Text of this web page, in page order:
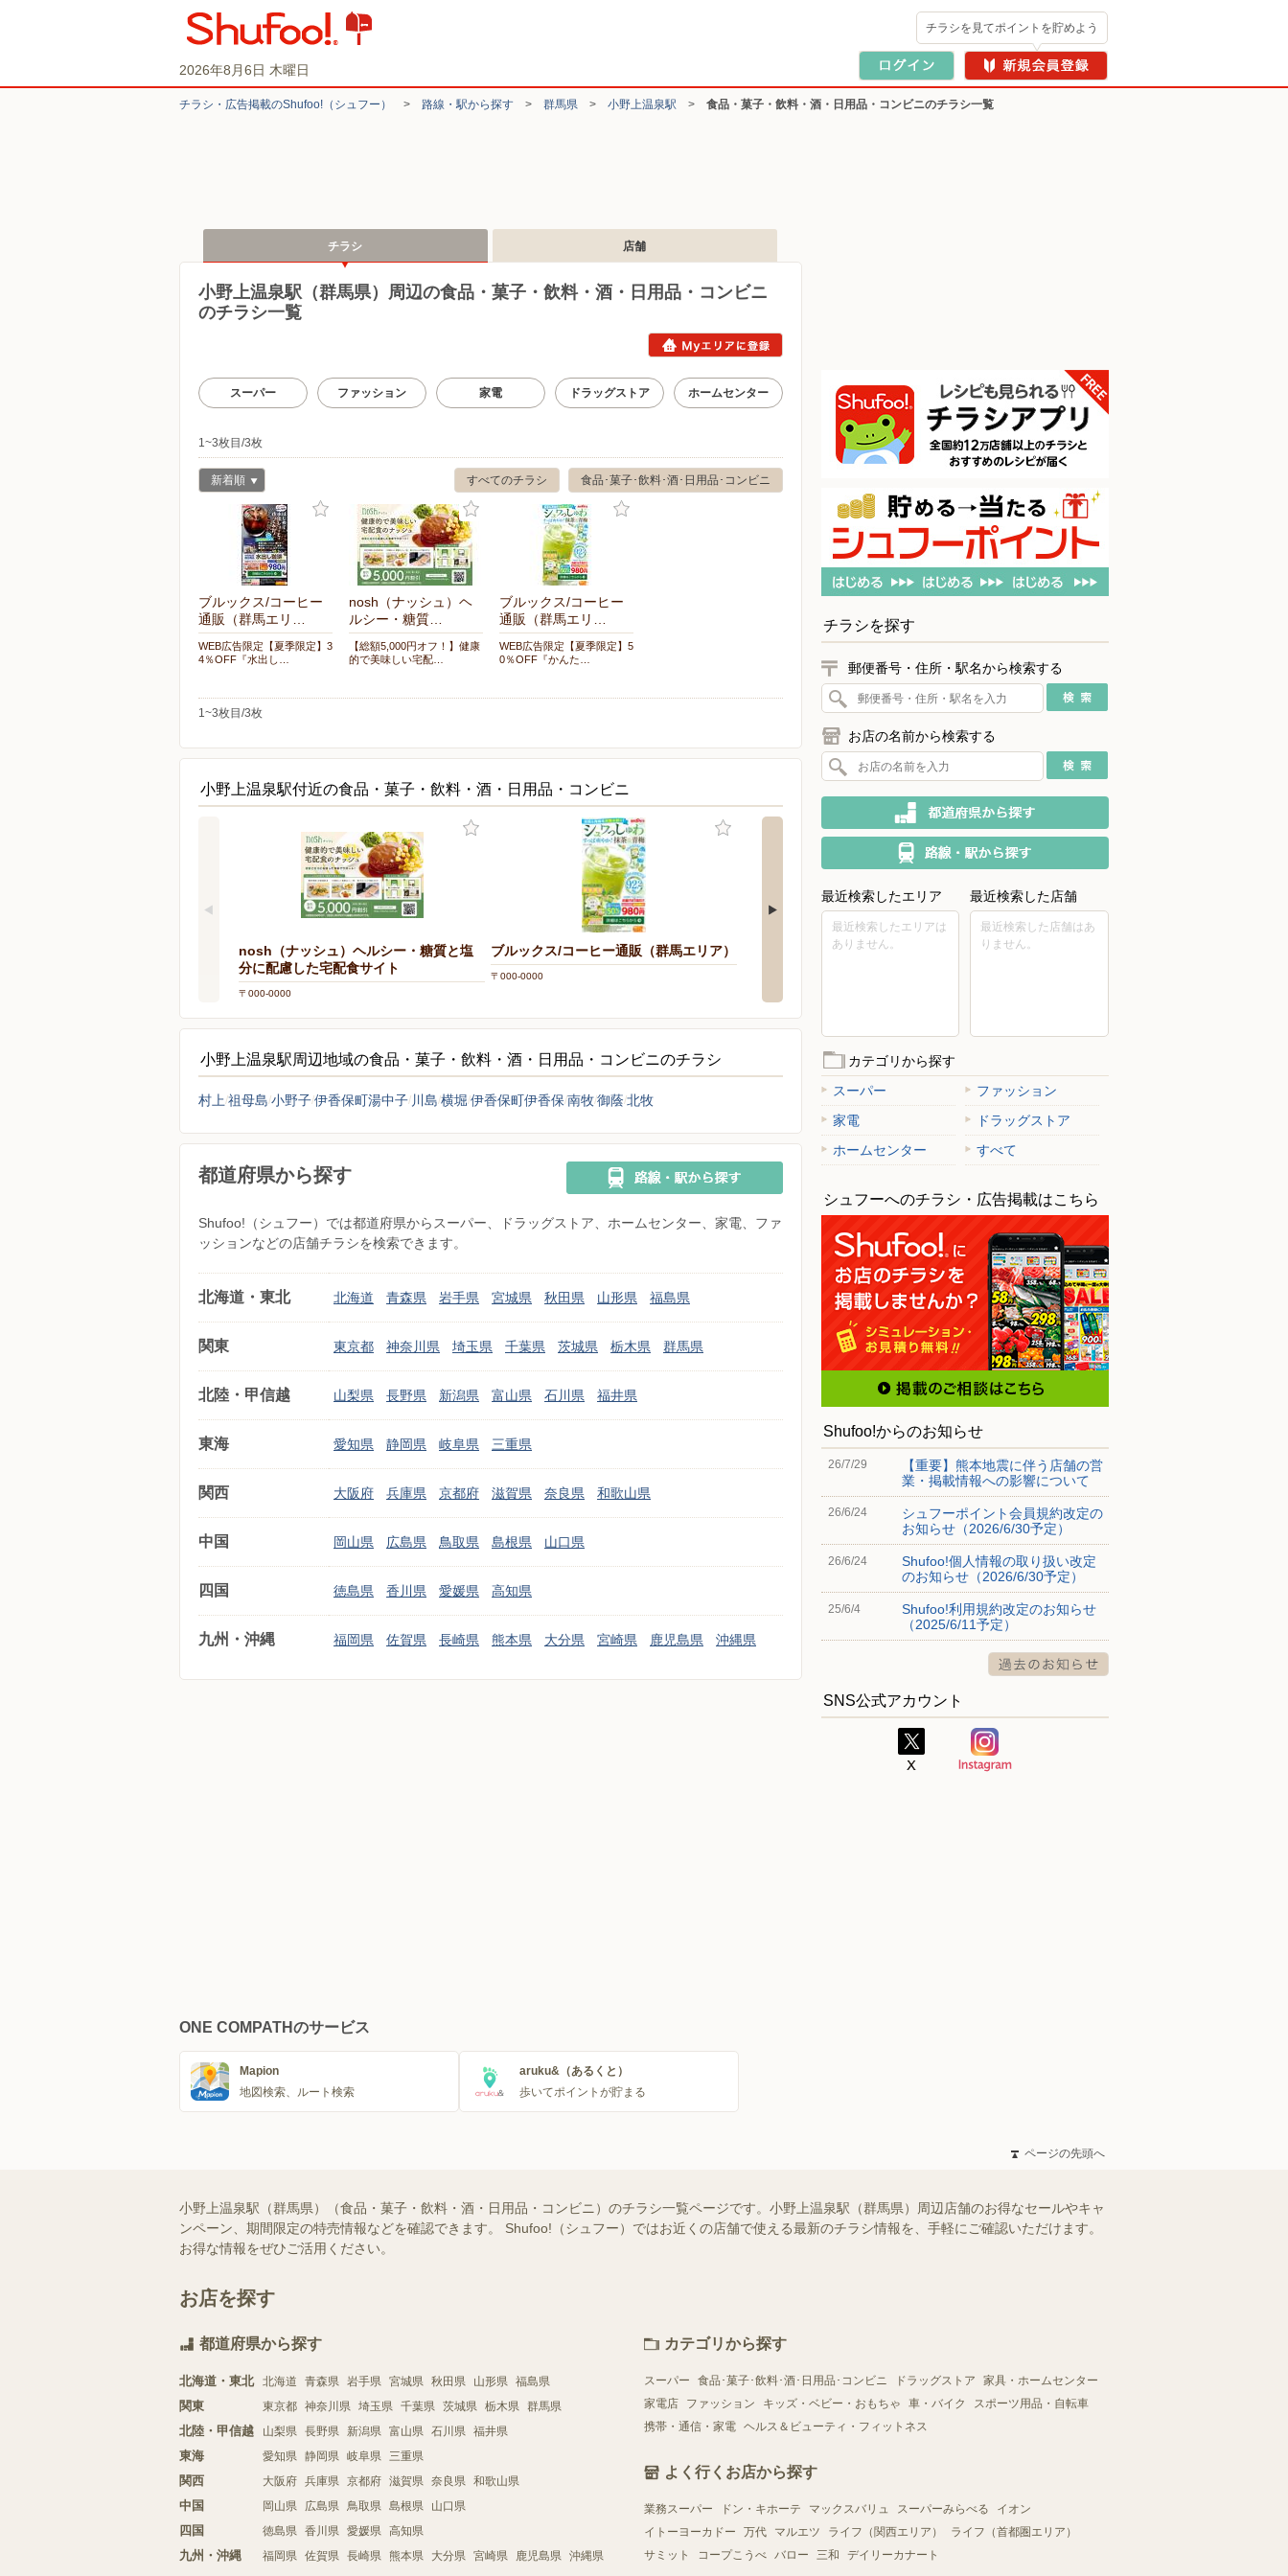
2026年8月6日 木曜日
チラシを見てポイントを貯めよう
チラシ・​広告掲載の​Shufoo!​（シュフー） > 路線・駅から探す > 群馬県 > 小野上温泉駅 > 食品・菓子・飲料・酒・日用品・コンビニのチラシ一覧
チラシ 店舗
小野上温泉駅（群馬県）周辺の食品・菓子・飲料・酒・日用品・コンビニ
のチラシ一覧
スーパー ファッション 家電 ドラッグストア ホームセンター
1~3枚目/3枚
食品･菓子･飲料･酒･日用品･コンビニ
すべてのチラシ
新着順
ブルックス/コーヒー
通販（群馬エリ…
WEB広告限定【夏季限定】3
4％OFF『水出し…
nosh（ナッシュ）ヘ
ルシー・糖質…
【総額5,000円オフ！】健康
的で美味しい宅配…
ブルックス/コーヒー
通販（群馬エリ…
WEB広告限定【夏季限定】5
0％OFF『かんた…
1~3枚目/3枚
小野上温泉駅付近の食品・菓子・飲料・酒・日用品・コンビニ
nosh（ナッシュ）ヘルシー・糖質と塩
分に配慮した宅配食サイト
〒000-0000
ブルックス/コーヒー通販（群馬エリア）
〒000-0000
小野上温泉駅周辺地域の食品・菓子・飲料・酒・日用品・コンビニのチラシ
村上 祖母島 小野子伊香保町湯中子 川島 横堀 伊香保町伊香保 南牧御蔭 北牧
都道府県から探す
Shufoo!（シュフー）では都道府県からスーパー、ドラッグストア、ホームセンター、家電、ファ
ッションなどの店舗チラシを検索できます。
北海道・東北 北海道 青森県 岩手県 宮城県 秋田県 山形県 福島県
関東 東京都 神奈川県 埼玉県 千葉県 茨城県 栃木県 群馬県
北陸・甲信越 山梨県 長野県 新潟県 富山県 石川県 福井県
東海 愛知県 静岡県 岐阜県 三重県
関西 大阪府 兵庫県 京都府 滋賀県 奈良県 和歌山県
中国 岡山県 広島県 鳥取県 島根県 山口県
四国 徳島県 香川県 愛媛県 高知県
九州・沖縄 福岡県 佐賀県 長崎県 熊本県 大分県 宮崎県 鹿児島県 沖縄県
チラシを探す
郵便番号・住所・駅名から検索する
お店の名前から検索する
最近検索したエリア
最近検索したエリアは
ありません。
最近検索した店舗
最近検索した店舗はあ
りません。
カテゴリから探す
スーパー
ファッション
家電
ドラッグストア
ホームセンター
すべて
シュフーへのチラシ・広告掲載はこちら
Shufoo!からのお知らせ
26/7/29
【重要】熊本地震に伴う店舗の営
業・掲載情報への影響について
26/6/24
シュフーポイント会員規約改定の
お知らせ（2026/6/30予定）
26/6/24
Shufoo!個人情報の取り扱い改定
のお知らせ（2026/6/30予定）
25/6/4
Shufoo!利用規約改定のお知らせ
（2025/6/11予定）
SNS公式アカウント
ONE COMPATHのサービス
Mapion
地図検索、ルート検索
aruku&（あるくと）
歩いてポイントが貯まる
ページの先頭へ
小野上温泉駅（群馬県）（食品・菓子・飲料・酒・日用品・コンビニ）のチラシ一覧ページです。小野上温泉駅（群馬県）周辺店舗のお得なセールやキャ
ンペーン、期間限定の特売情報などを確認できます。 Shufoo!（シュフー）ではお近くの店舗で使える最新のチラシ情報を、手軽にご確認いただけます。
お得な情報をぜひご活用ください。
お店を探す
都道府県から探す
北海道・東北 北海道 青森県 岩手県 宮城県 秋田県 山形県 福島県
関東 東京都 神奈川県 埼玉県 千葉県 茨城県 栃木県 群馬県
北陸・甲信越 山梨県 長野県 新潟県 富山県 石川県 福井県
東海 愛知県 静岡県 岐阜県 三重県
関西 大阪府 兵庫県 京都府 滋賀県 奈良県 和歌山県
中国 岡山県 広島県 鳥取県 島根県 山口県
四国 徳島県 香川県 愛媛県 高知県
九州・沖縄 福岡県 佐賀県 長崎県 熊本県 大分県 宮崎県 鹿児島県 沖縄県
カテゴリから探す
スーパー 食品･菓子･飲料･酒･日用品･コンビニ ドラッグストア
家具・ホームセンター
家電店
ファッション キッズ・ベビー・おもちゃ 車・バイク
スポーツ用品・自転車
携帯・通信・家電 ヘルス＆ビューティ・フィットネス
よく行くお店から探す
業務スーパー ドン・キホーテ マックスバリュ スーパーみらべる
イオン
イトーヨーカドー
万代 マルエツ ライフ（関西エリア）
ライフ（首都圏エリア）
サミット
コープこうべ バロー 三和 デイリーカナート